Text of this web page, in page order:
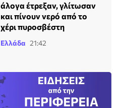
άλογα έτρεξαν, γλίτωσαν
και πίνουν νερό από το
χέρι πυροσβέστη
Ελλάδα 21:42